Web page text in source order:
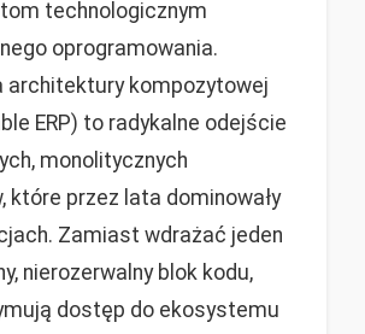
technologicznym
oprogramowania.
architektury kompozytowej
ERP) to radykalne odejście
monolitycznych
które przez lata dominowały
Zamiast wdrażać jeden
nierozerwalny blok kodu,
dostęp do ekosystemu